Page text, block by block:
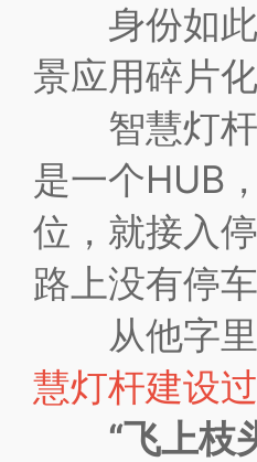
身份如此
景应用碎片
智慧灯杆
是一个HUB
位，就接入
路上没有停
从他字里
慧灯杆建设
“飞上枝